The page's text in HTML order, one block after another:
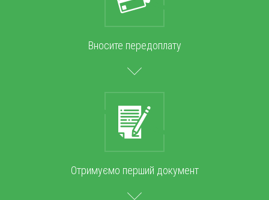
Вносите передоплату
Отримуємо перший документ